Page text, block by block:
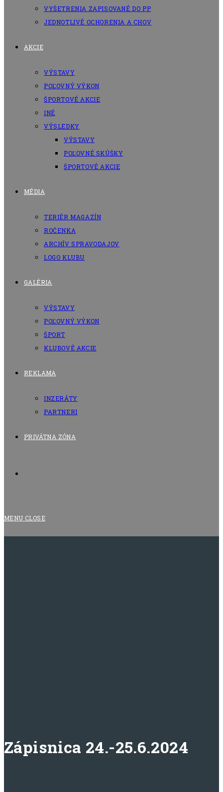
VYŠETRENIA ZAPISOVANÉ DO PP
JEDNOTLIVÉ OCHORENIA A CHOV
AKCIE
VÝSTAVY
POĽOVNÝ VÝKON
ŠPORTOVÉ AKCIE
INÉ
VÝSLEDKY
VÝSTAVY
POĽOVNÉ SKÚŠKY
ŠPORTOVÉ AKCIE
MÉDIA
TERIÉR MAGAZÍN
ROČENKA
ARCHÍV SPRAVODAJOV
LOGO KLUBU
GALÉRIA
VÝSTAVY
POĽOVNÝ VÝKON
ŠPORT
KLUBOVÉ AKCIE
REKLAMA
INZERÁTY
PARTNERI
PRIVÁTNA ZÓNA
MENU CLOSE
Zápisnica 24.-25.6.2024